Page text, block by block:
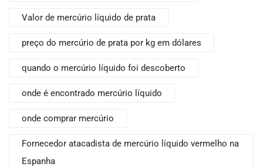
Valor de mercúrio líquido de prata
preço do mercúrio de prata por kg em dólares
quando o mercúrio líquido foi descoberto
onde é encontrado mercúrio líquido
onde comprar mercúrio
Fornecedor atacadista de mercúrio líquido vermelho na
Espanha